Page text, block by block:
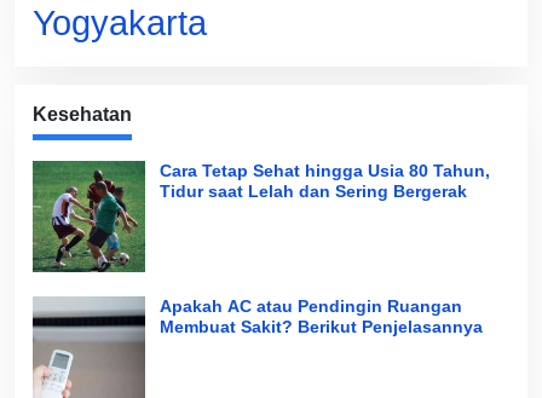
Yogyakarta
Kesehatan
Cara Tetap Sehat hingga Usia 80 Tahun,
Tidur saat Lelah dan Sering Bergerak
Apakah AC atau Pendingin Ruangan
Membuat Sakit? Berikut Penjelasannya